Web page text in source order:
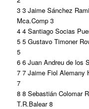
3 3 Jaime Sánchez
Mca.Comp 3
4 4 Santiago Socias
5 5 Gustavo Timoner
5
6 6 Juan Andreu de los
7 7 Jaime Fiol Alemany
7
8 8 Sebastián Colomar
T.R.Balear 8